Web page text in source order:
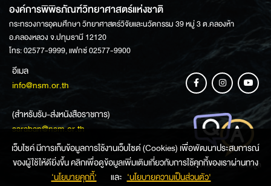
องค์การพิพิธภัณฑ์วิทยาศาสตร์แห่งชาติ
กระทรวงการอุดมศึกษา วิทยาศาสตร์วิจัยและนวัตกรรม 39 หมู่ 3 ต.คลองห้า
อ.คลองหลวง จ.ปทุมธานี 12120
โทร: 02577-9999, แฟกซ์ 02577-9900
อีเมล
info@nsm.or.th
(สำหรับรับ-ส่งหนังสือราชการ)
saraban@nsm.or.th
ช่องทางการสอบถามข้อมูล
เว็บไซค์ มีการเก็บข้อมูลการใช้งานเว็บไซต์ (Cookies) เพื่อพัฒนาประสบการณ์
ของผู้ใช้ให้ดียิ่งขึ้น คลิกเพื่อดูข้อมูลเพิ่มเติมเกี่ยวกับการใช้คุกกี้ของเราผ่านทาง
‘นโยบายคุกกี้’
และ ‘นโยบายความเป็นส่วนตัว'